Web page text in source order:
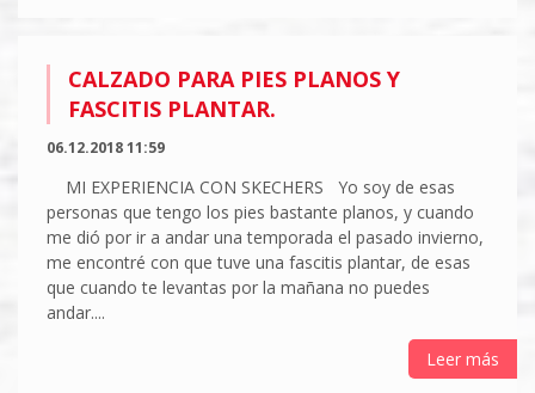
CALZADO PARA PIES PLANOS Y
FASCITIS PLANTAR.
06.12.2018 11:59
MI EXPERIENCIA CON SKECHERS Yo soy de esas
personas que tengo los pies bastante planos, y cuando
me dió por ir a andar una temporada el pasado invierno,
me encontré con que tuve una fascitis plantar, de esas
que cuando te levantas por la mañana no puedes
andar....
Leer más